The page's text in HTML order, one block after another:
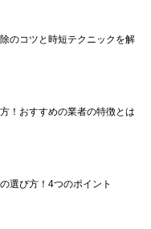
のコツと時短テクニックを解
！おすすめの業者の特徴とは
選び方！4つのポイント